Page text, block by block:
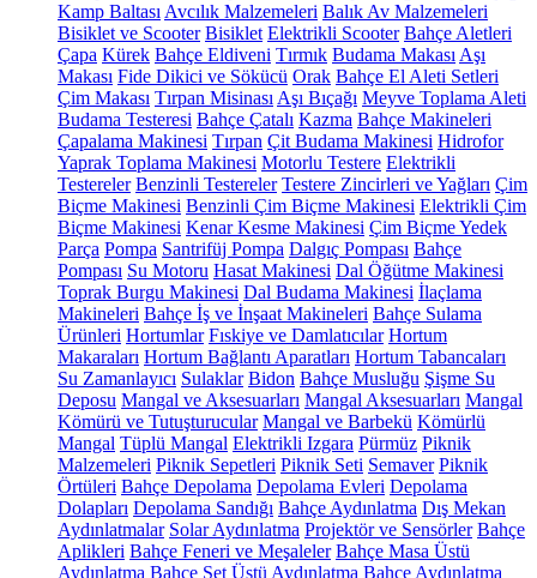
Kamp Baltası Avcılık Malzemeleri Balık Av Malzemeleri
Bisiklet ve Scooter Bisiklet Elektrikli Scooter Bahçe Aletleri
Çapa Kürek Bahçe Eldiveni Tırmık Budama Makası Aşı
Makası Fide Dikici ve Sökücü Orak Bahçe El Aleti Setleri
Çim Makası Tırpan Misinası Aşı Bıçağı Meyve Toplama Aleti
Budama Testeresi Bahçe Çatalı Kazma Bahçe Makineleri
Çapalama Makinesi Tırpan Çit Budama Makinesi Hidrofor
Yaprak Toplama Makinesi Motorlu Testere Elektrikli
Testereler Benzinli Testereler Testere Zincirleri ve Yağları Çim
Biçme Makinesi Benzinli Çim Biçme Makinesi Elektrikli Çim
Biçme Makinesi Kenar Kesme Makinesi Çim Biçme Yedek
Parça Pompa Santrifüj Pompa Dalgıç Pompası Bahçe
Pompası Su Motoru Hasat Makinesi Dal Öğütme Makinesi
Toprak Burgu Makinesi Dal Budama Makinesi İlaçlama
Makineleri Bahçe İş ve İnşaat Makineleri Bahçe Sulama
Ürünleri Hortumlar Fıskiye ve Damlatıcılar Hortum
Makaraları Hortum Bağlantı Aparatları Hortum Tabancaları
Su Zamanlayıcı Sulaklar Bidon Bahçe Musluğu Şişme Su
Deposu Mangal ve Aksesuarları Mangal Aksesuarları Mangal
Kömürü ve Tutuşturucular Mangal ve Barbekü Kömürlü
Mangal Tüplü Mangal Elektrikli Izgara Pürmüz Piknik
Malzemeleri Piknik Sepetleri Piknik Seti Semaver Piknik
Örtüleri Bahçe Depolama Depolama Evleri Depolama
Dolapları Depolama Sandığı Bahçe Aydınlatma Dış Mekan
Aydınlatmalar Solar Aydınlatma Projektör ve Sensörler Bahçe
Aplikleri Bahçe Feneri ve Meşaleler Bahçe Masa Üstü
Aydınlatma Bahçe Set Üstü Aydınlatma Bahçe Aydınlatma